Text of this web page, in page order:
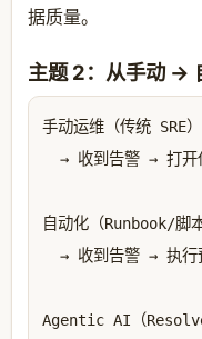
据质量。
主题 2：从手动
手动运维（传统 SRE）
→ 收到告警 → 打开
自动化（Runbook/脚本
→ 收到告警 → 执行
Agentic AI（